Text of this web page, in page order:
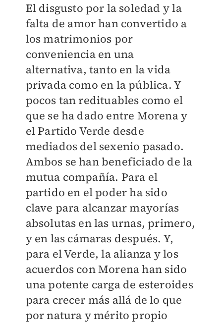
El disgusto por la soledad y la
falta de amor han convertido a
los matrimonios por
conveniencia en una
alternativa, tanto en la vida
privada como en la pública. Y
pocos tan redituables como el
que se ha dado entre Morena y
el Partido Verde desde
mediados del sexenio pasado.
Ambos se han beneficiado de la
mutua compañía. Para el
partido en el poder ha sido
clave para alcanzar mayorías
absolutas en las urnas, primero,
y en las cámaras después. Y,
para el Verde, la alianza y los
acuerdos con Morena han sido
una potente carga de esteroides
para crecer más allá de lo que
por natura y mérito propio